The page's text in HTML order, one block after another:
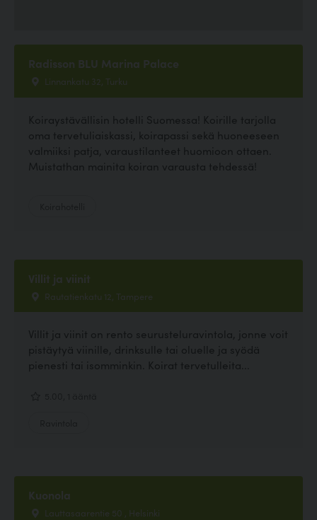
Radisson BLU Marina Palace
Linnankatu 32, Turku
Koiraystävällisin hotelli Suomessa! Koirille tarjolla
oma tervetuliaiskassi, koirapassi sekä huoneeseen
valmiiksi patja, varaustilanteet huomioon ottaen.
Muistathan mainita koiran varausta tehdessä!
Villit ja viinit
Rautatienkatu 12, Tampere
Villit ja viinit on rento seurusteluravintola, jonne voit
pistäytyä viinille, drinksulle tai oluelle ja syödä
pienesti tai isomminkin. Koirat tervetulleita...
Kuonola
Lauttasaarentie 50 , Helsinki